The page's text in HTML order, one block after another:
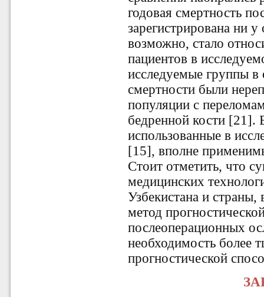
годовая смертность
зарегистрирована ни
возможно, стало
пациентов в
исследуемые группы
смертности были
популяции с
бедренной кости [21].
использованные в
[15], вполне
Стоит отметить, что
медицинских
Узбекистана и страны,
метод
послеоперационных
необходимость более
прогностической